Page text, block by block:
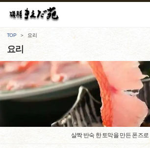
TOP 요리
요리
살짝 반숙 한 토막을 만든 폰즈로